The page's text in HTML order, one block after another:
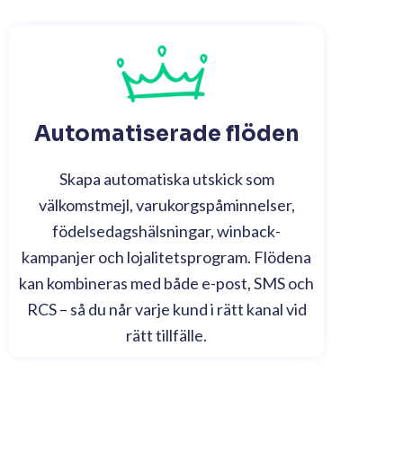
Automatiserade flöden
Skapa automatiska utskick som
välkomstmejl, varukorgspåminnelser,
födelsedagshälsningar, winback-
kampanjer och lojalitetsprogram. Flödena
kan kombineras med både e-post, SMS och
RCS – så du når varje kund i rätt kanal vid
rätt tillfälle.